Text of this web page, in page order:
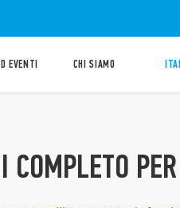
EVENTI CHI SIAMO